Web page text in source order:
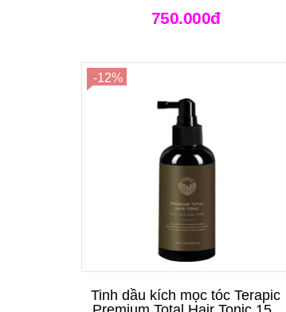
750.000đ
-12%
Tinh dầu kích mọc tóc Terapic